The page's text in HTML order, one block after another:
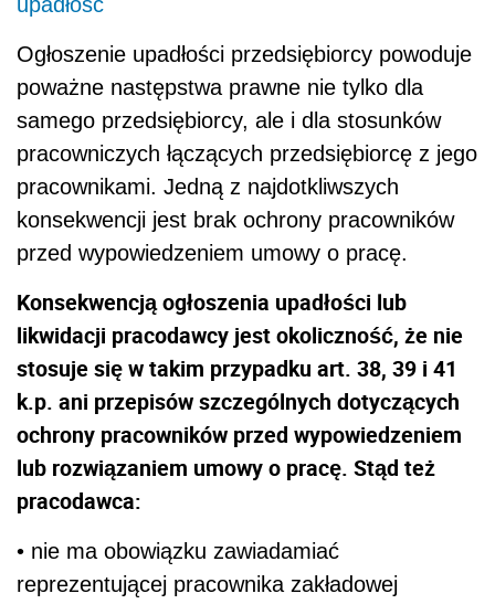
Ogłoszenie upadłości przedsiębiorcy powoduje
poważne następstwa prawne nie tylko dla
samego przedsiębiorcy, ale i dla stosunków
pracowniczych łączących przedsiębiorcę z jego
pracownikami. Jedną z najdotkliwszych
konsekwencji jest brak ochrony pracowników
przed wypowiedzeniem umowy o pracę.
Konsekwencją ogłoszenia upadłości lub
likwidacji pracodawcy jest okoliczność, że nie
stosuje się w takim przypadku art. 38, 39 i 41
k.p. ani przepisów szczególnych dotyczących
ochrony pracowników przed wypowiedzeniem
lub rozwiązaniem umowy o pracę. Stąd też
pracodawca:
• nie ma obowiązku zawiadamiać
reprezentującej pracownika zakładowej